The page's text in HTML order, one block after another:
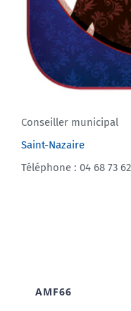
Conseiller municipal
Saint-Nazaire
Téléphone : 04 68 73
AMF66